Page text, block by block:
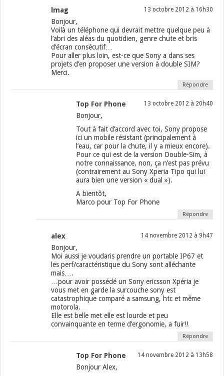
lmag 13 octobre 2012 à 16h30
Bonjour,
Voilà un téléphone qui devrait mettre quelque peu à
l’abri des aléas du quotidien, genre chute et bris
d’écran consécutif…
Pour aller plus loin, est-ce que Sony a dans ses
projets d’en proposer une version à double SIM?
Merci.
Répondre
Top For Phone 13 octobre 2012 à 20h40
Bonjour,
Tout à fait d’accord avec toi, Sony propose
ici un mobile résistant (principalement à
l’eau, car pour la chute, il y a mieux encore).
Pour ce qui est de la version Double-Sim, à
notre connaissance, non, ça n’est pas prévu
(contrairement au Sony Xperia Tipo qui lui
aura bien une version « dual »).
A bientôt,
Marco pour Top For Phone
Répondre
alex 14 novembre 2012 à 9h47
Bonjour,
Moi aussi je voudaris prendre un portable IP67 et
les perf/caractéristique du Sony sont alléchante
mais….
…pour avoir possédé un Sony ericsson Xpéria je
vous met en garde la surcouche sony est
catastrophique comparé a samsung, htc et même
motorola.
Elle est belle met elle est lourde et peu
convainquante en terme d’ergonomie, a fuir!!
Répondre
Top For Phone 14 novembre 2012 à 13h58
Bonjour Alex,